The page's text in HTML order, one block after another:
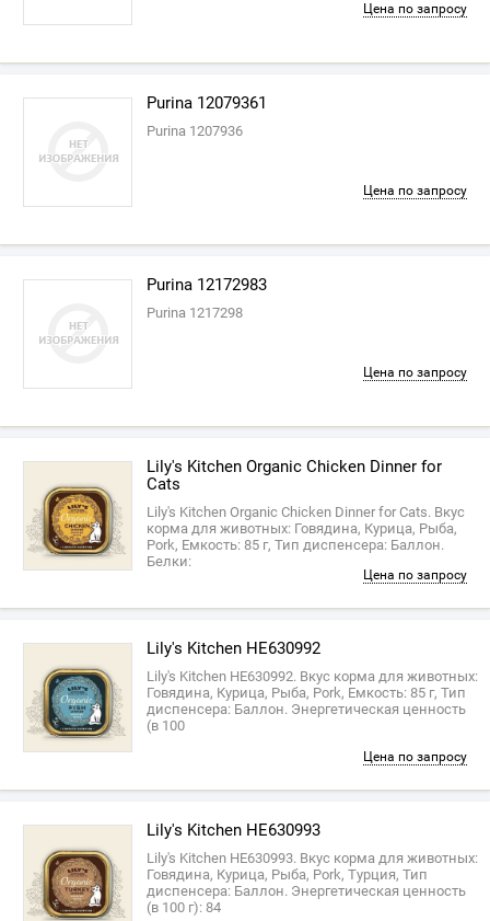
Цена по запросу
Purina 12079361
Purina 1207936
Цена по запросу
Purina 12172983
Purina 1217298
Цена по запросу
Lily's Kitchen Organic Chicken Dinner for
Cats
Lily's Kitchen Organic Chicken Dinner for Cats. Вкус
корма для животных: Говядина, Курица, Рыба,
Pork, Емкость: 85 г, Тип диспенсера: Баллон.
Белки:
Цена по запросу
Lily's Kitchen HE630992
Lily's Kitchen HE630992. Вкус корма для животных:
Говядина, Курица, Рыба, Pork, Емкость: 85 г, Тип
диспенсера: Баллон. Энергетическая ценность
(в 100
Цена по запросу
Lily's Kitchen HE630993
Lily's Kitchen HE630993. Вкус корма для животных:
Говядина, Курица, Рыба, Pork, Турция, Тип
диспенсера: Баллон. Энергетическая ценность
(в 100 г): 84